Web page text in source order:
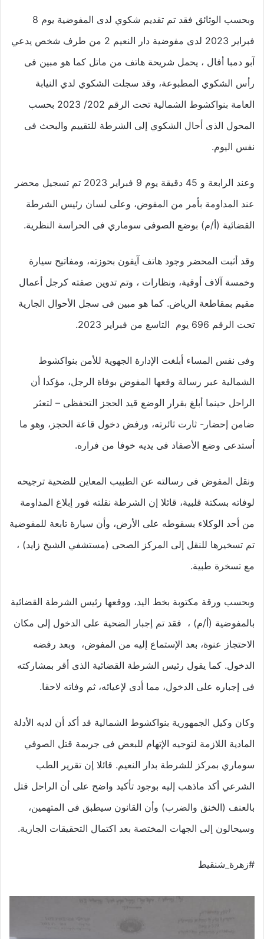
وبحسب الوثائق فقد تم تقديم شكوي لدى المفوضية يوم 8
فبراير 2023 لدى مفوضية دار النعيم 2 من طرف شخص يدعي
آبو دمبا أفال ، يحمل شريحة هاتف من ماتل كما هو مبين فى
رأس الشكوي المطبوعة، وقد سجلت الشكوي لدي النيابة
العامة بنواكشوط الشمالية تحت الرقم 202/ 2023 بحسب
المحول الذى أحال الشكوي إلى الشرطة للتقييم والبحث فى
نفس اليوم.
وعند الرابعة و 45 دقيقة يوم 9 فبراير 2023 تم تسجيل محضر
عند المداومة بأمر من المفوض، وعلى لسان رئيس الشرطة
القضائية (أ/م) بوضع الصوفى سوماري فى الحراسة النظرية.
وقد أثبت المحضر وجود هاتف آيفون بحوزته، ومفاتيح سيارة
وخمسة آلاف أوقية، ونظارات ، وتم تدوين صفته كرجل أعمال
مقيم بمقاطعة الرياض. كما هو مبين فى سجل الأحوال الجارية
تحت الرقم 696 يوم التاسع من فبراير 2023.
وفى نفس المساء أبلغت الإدارة الجهوية للأمن بنواكشوط
الشمالية عبر رسالة وقعها المفوض بوفاة الرجل، مؤكدا أن
الراحل حينما أبلغ بقرار الوضع قيد الحجز التحفظى – لتعثر
ضامن إحضار- ثارت ثائرته، ورفض دخول قاعة الحجز، وهو ما
أستدعى وضع الأصفاد فى يديه خوفا من فراره.
ونقل المفوض فى رسالته عن الطبيب المعاين للضحية ترجيحه
لوفاته بسكتة قلبية، قائلا إن الشرطة نقلته فور إبلاغ المداومة
من أحد الوكلاء بسقوطه على الأرض، وأن سيارة تابعة للمفوضية
تم تسخيرها للنقل إلى المركز الصحى (مستشفي الشيخ زايد) ،
مع تسخرة طبية.
وبحسب ورقة مكتوبة بخط اليد، ووقعها رئيس الشرطة القضائية
بالمفوضية (أ/م) ، فقد تم إجبار الضحية على الدخول إلى مكان
الاحتجاز عنوة، بعد الإستماع إليه من المفوض، وبعد رفضه
الدخول. كما يقول رئيس الشرطة القضائية الذى أقر بمشاركته
فى إجباره على الدخول، مما أدى لإعيائه، ثم وفاته لاحقا.
وكان وكيل الجمهورية بنواكشوط الشمالية قد أكد أن لديه الأدلة
المادية اللازمة لتوجيه الإتهام للبعض فى جريمة قتل الصوفي
سوماري بمركز للشرطة بدار النعيم. قائلا إن تقرير الطب
الشرعي أكد ماذهب إليه بوجود تأكيد واضح على أن الراحل قتل
بالعنف (الخنق والضرب) وأن القانون سيطبق فى المتهمين،
وسيحالون إلى الجهات المختصة بعد اكتمال التحقيقات الجارية.
#زهرة_شنقيط